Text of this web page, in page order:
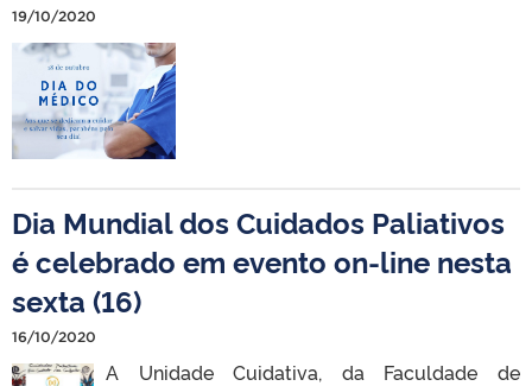
19/10/2020
Dia Mundial dos Cuidados Paliativos
é celebrado em evento on-line nesta
sexta (16)
16/10/2020
A Unidade Cuidativa, da Faculdade de